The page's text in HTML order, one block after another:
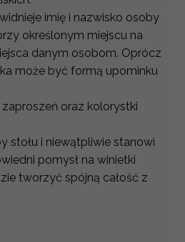
imię i nazwisko osoby
określonym miejscu na
danym osobom. Oprócz
może być formą upominku
oraz kolorystki
stołu i niewątpliwie stanowi
pomysł na winietki
tworzyć spójną całość z